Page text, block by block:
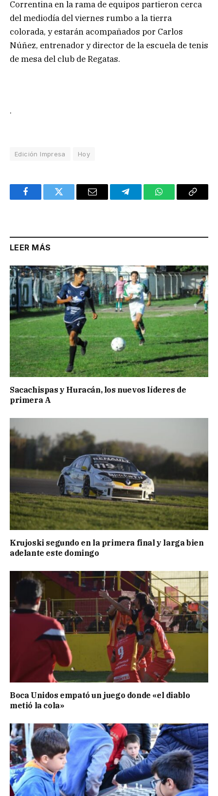
Correntina en la rama de equipos partieron cerca
del mediodía del viernes rumbo a la tierra
colorada, y estarán acompañados por Carlos
Núñez, entrenador y director de la escuela de tenis
de mesa del club de Regatas.
.
Edición Impresa Hoy
FacebookTwitter Email TelegramWhatsAppCopy
LEER MÁS
Sacachispas y Huracán, los nuevos líderes de
primera A
Krujoski segundo en la primera final y larga bien
adelante este domingo
Boca Unidos empató un juego donde «el diablo
metió la cola»